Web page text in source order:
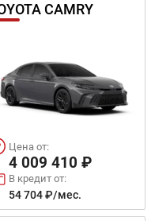
CAMRY
Цена от:
4 009 410 ₽
В кредит от:
54 704 ₽/мес.